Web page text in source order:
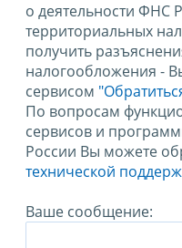
о деятельности ФНС
территориальных
получить
налогообложения -
сервисом
По вопросам
сервисов и
России Вы можете
технической
Ваше сообщение: